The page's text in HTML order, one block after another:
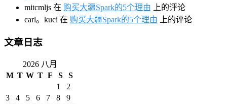
mitcmljs 在 购买大疆Spark的5个理由 上的评论
carl。kuci 在 购买大疆Spark的5个理由 上的评论
文章日志
2026 八月
M T W T F S S
1
2
3
4 5 6 7 8
9